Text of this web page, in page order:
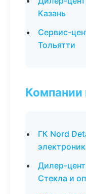
Казань
Сервис-
Тольятти
ГК Nord
Дилер-
Стекла и